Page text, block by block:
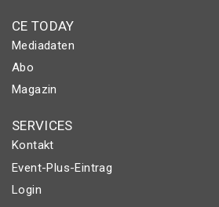
CE TODAY
Mediadaten
Abo
Magazin
SERVICES
Kontakt
Event-Plus-Eintrag
Login